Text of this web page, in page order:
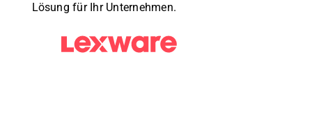
Lösung für Ihr Unternehmen.